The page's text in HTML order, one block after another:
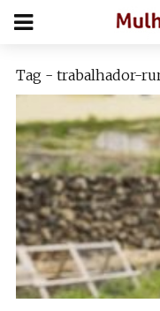
Tag - trabalhador-